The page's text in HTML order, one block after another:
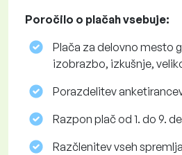
Poročilo o plačah vsebuje:
Plača za delovno mesto
izobrazbo, izkušnje,
Porazdelitev
Razpon plač od 1. do 9.
Razčlenitev vseh